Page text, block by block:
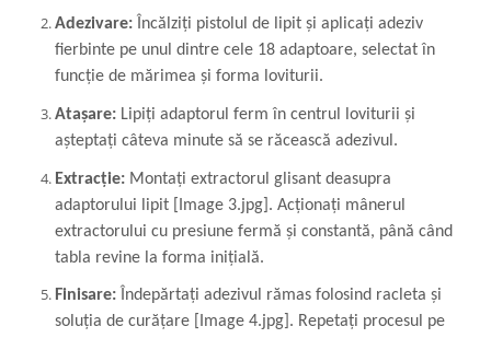
Adezivare: Încălziți pistolul de lipit și aplicați adeziv
fierbinte pe unul dintre cele 18 adaptoare, selectat în
funcție de mărimea și forma loviturii.
Atașare: Lipiți adaptorul ferm în centrul loviturii și
așteptați câteva minute să se răcească adezivul.
Extracție: Montați extractorul glisant deasupra
adaptorului lipit [Image 3.jpg]. Acționați mânerul
extractorului cu presiune fermă și constantă, până când
tabla revine la forma inițială.
Finisare: Îndepărtați adezivul rămas folosind racleta și
soluția de curățare [Image 4.jpg]. Repetați procesul pe